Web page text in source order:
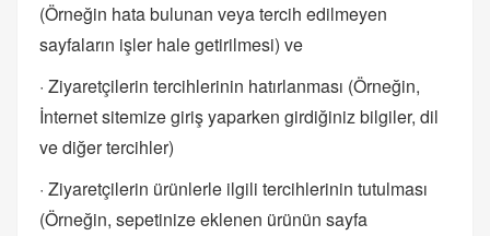
(Örneğin hata bulunan veya tercih edilmeyen
sayfaların işler hale getirilmesi) ve
· Ziyaretçilerin tercihlerinin hatırlanması (Örneğin,
İnternet sitemize giriş yaparken girdiğiniz bilgiler, dil
ve diğer tercihler)
· Ziyaretçilerin ürünlerle ilgili tercihlerinin tutulması
(Örneğin, sepetinize eklenen ürünün sayfa